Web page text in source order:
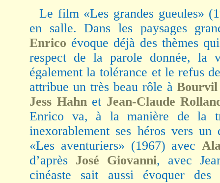
Le film «Les grandes gueules»
en salle. Dans les paysages
Enrico évoque déjà des thèmes
respect de la parole donnée, la
également la tolérance et le refus
attribue un très beau rôle àBourvil
Jess Hahnet Jean-Claude
Enrico va, à la manière de la
inexorablement ses héros vers un
«Les aventuriers» (1967) avec
d’après José Giovanni, avec
cinéaste sait aussi évoquer